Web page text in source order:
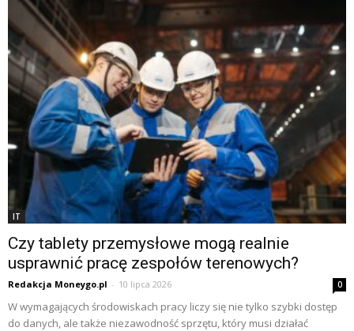
IT
Czy tablety przemysłowe mogą realnie
usprawnić pracę zespołów terenowych?
Redakcja Moneygo.pl - 10 lipca 2026 0
W wymagających środowiskach pracy liczy się nie tylko szybki dostęp
do danych, ale także niezawodność sprzętu, który musi działać